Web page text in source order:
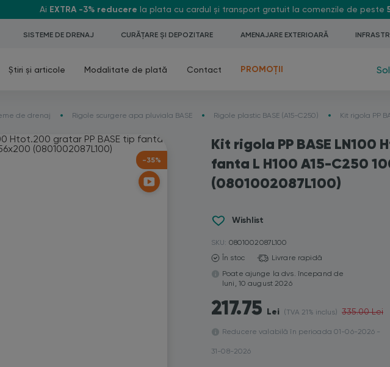
Ai EXTRA -3% reducere la plata cu cardul și transport gratuit la comenzile de peste
SISTEME DE DRENAJ CURĂȚARE ȘI DEPOZITARE AMENAJARE EXTERIOARĂ
Știri și articole Modalitate de plată Contact PROMOȚII
de drenaj Rigole scurgere apa pluviala BASE Rigole plastic BASE (A15-C250) Kit rigola PP
-35%
Kit rigola PP BASE LN100
fanta L H100 A15-C250
(0801002087L100)
Wishlist
SKU: 0801002087L100
În stoc
Livrare rapidă
Poate ajunge la dvs. începand de
luni, 10 august 2026
217.75 Lei (TVA 21% inclus) 335.00 Lei
Reducere valabilă în perioada 01-06-2026 -
31-08-2026